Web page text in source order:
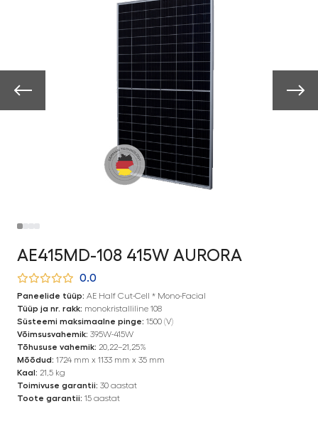
AE415MD-108 415W AURORA
0.0
Paneelide tüüp: AE Half Cut-Cell * Mono-Facial
Tüüp ja nr. rakk: monokristalliline 108
Süsteemi maksimaalne pinge: 1500 (V)
Võimsusvahemik: 395W-415W
Tõhususe vahemik: 20,22–21,25%
Mõõdud: 1724 mm x 1133 mm x 35 mm
Kaal: 21,5 kg
Toimivuse garantii: 30 aastat
Toote garantii: 15 aastat